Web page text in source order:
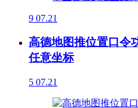
9 07.21
高德地图推位置口令
任意坐标
5 07.21